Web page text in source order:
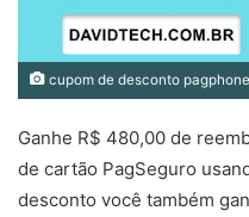
cupom de desconto pagphone
Ganhe R$ 480,00 de
de cartão PagSeguro
desconto você também